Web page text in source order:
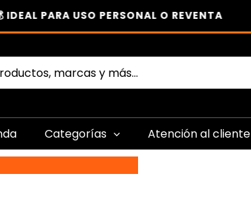
PARA USO PERSONAL O REVENTA
Categorías Atención al cliente